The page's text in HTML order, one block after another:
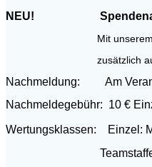
NEU!
Mit unserem Lauf wollen
zusätzlich auch
Nachmeldung: Am
Nachmeldegebühr: 10 €
Wertungsklassen: Einzel:
Teamstaffeln: